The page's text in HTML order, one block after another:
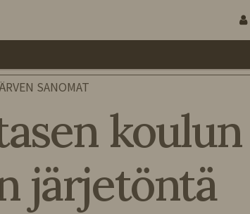
SANOMAT
koulun
järjetöntä